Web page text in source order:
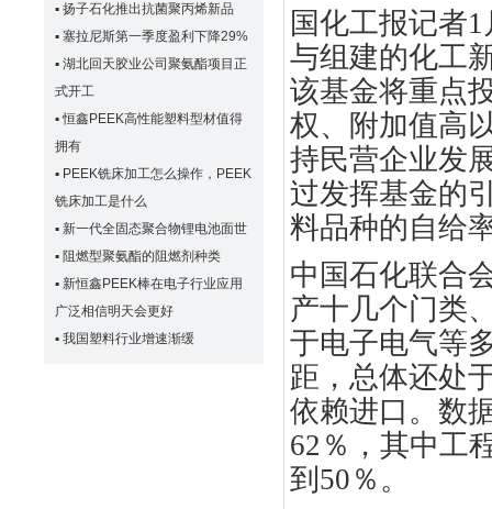
▪ 扬子石化推出抗菌聚丙烯新品
▪ 塞拉尼斯第一季度盈利下降29%
▪ 湖北回天胶业公司聚氨酯项目正
式开工
▪恒鑫PEEK高性能塑料型材值得
拥有
▪ PEEK铣床加工怎么操作，PEEK
铣床加工是什么
▪ 新一代全固态聚合物锂电池面世
▪ 阻燃型聚氨酯的阻燃剂种类
▪ 新恒鑫PEEK棒在电子行业应用
广泛相信明天会更好
▪ 我国塑料行业增速渐缓
国化工报记者1
与组建的化工
该基金将重点
权、附加值高
持民营企业发
过发挥基金的
料品种的自给
中国石化联合
产十几个门类
于电子电气等
距，总体还处
依赖进口。数
62 ％，其中工
到 50 ％。